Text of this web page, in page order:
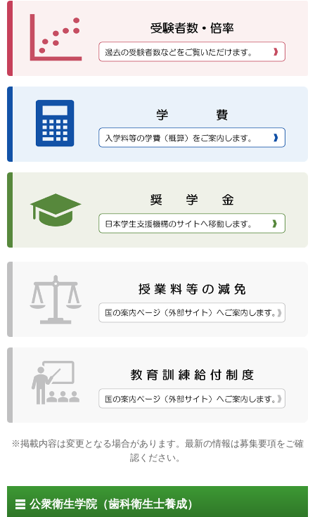
※掲載内容は変更となる場合があります。最新の情報は募集要項をご確
認ください。
公衆衛生学院（歯科衛生士養成）